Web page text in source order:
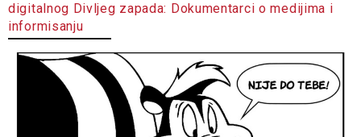
digitalnog Divljeg zapada: Dokumentarci o medijima i
informisanju